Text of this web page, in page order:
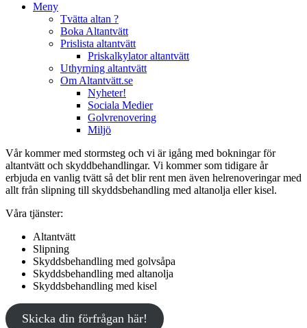
Meny
Tvätta altan ?
Boka Altantvätt
Prislista altantvätt
Priskalkylator altantvätt
Uthyrning altantvätt
Om Altantvätt.se
Nyheter!
Sociala Medier
Golvrenovering
Miljö
Vår kommer med stormsteg och vi är igång med bokningar för
altantvätt och skyddbehandlingar. Vi kommer som tidigare år
erbjuda en vanlig tvätt så det blir rent men även helrenoveringar med
allt från slipning till skyddsbehandling med altanolja eller kisel.
Våra tjänster:
Altantvätt
Slipning
Skyddsbehandling med golvsåpa
Skyddsbehandling med altanolja
Skyddsbehandling med kisel
Skicka din förfrågan här!